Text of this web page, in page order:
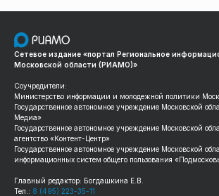
Сетевое издание «портал Региональное
Московской области (РИАМО)»
Соучредители:
Министерство информации и молодежной политики
Государственное автономное учреждение Московской
Медиа»
Государственное автономное учреждение Московской
агентство «Контент-Центр»
Государственное автономное учреждение Московской
информационных систем общего пользования
Главный редактор: Богдашкина Е.В.
Тел.: 8 (495) 223-35-11